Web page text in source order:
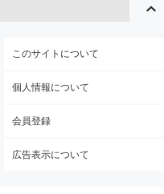
このサイトについて
個人情報について
会員登録
広告表示について